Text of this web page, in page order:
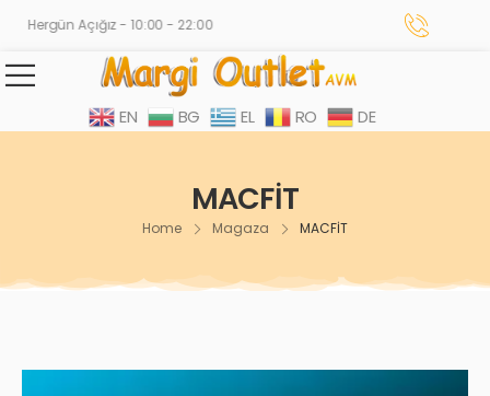
Hergün Açığız - 10:00 - 22:00
EN BG EL RO DE
MACFİT
Home Magaza MACFİT